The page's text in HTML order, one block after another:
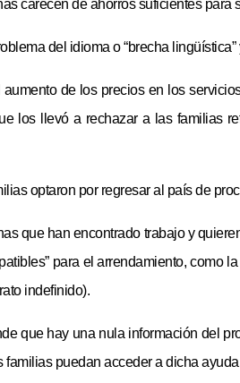
carecen de ahorros suficientes
del idioma o “brecha
de los precios en los
los llevó a rechazar a las familias
optaron por regresar al país de
que han encontrado trabajo y
para el arrendamiento, como
indefinido).
que hay una nula información del
familias puedan acceder a dicha